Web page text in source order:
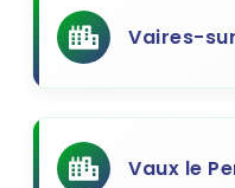
Vaires-
Vaux le